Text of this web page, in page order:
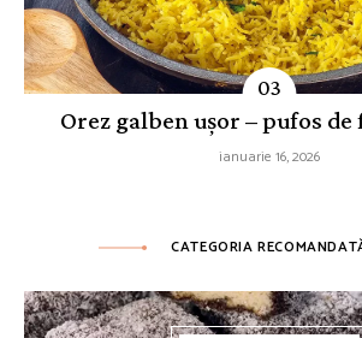
Orez galben ușor – pufos de
ianuarie 16, 2026
CATEGORIA